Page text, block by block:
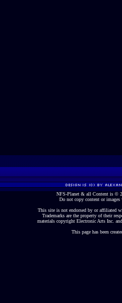
NFS-Planet & all Content is ©
Do not copy content or
This site is not endorsed by or affiliated
Trademarks are the property of their
materials copyright Electronic Arts Inc.
This page has been